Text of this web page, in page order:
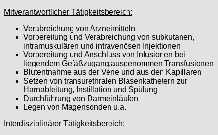
Mitverantwortlicher Tätigkeitsbereich:
Verabreichung von Arzneimitteln
Vorbereitung und Verabreichung von subkutanen,
intramuskulären und intravenösen Injektionen
Vorbereitung und Anschluss von Infusionen bei
liegendem Gefäßzugang,ausgenommen Transfusionen
Blutentnahme aus der Vene und aus den Kapillaren
Setzen von transurethralen Blasenkathetern zur
Harnableitung, Instillation und Spülung
Durchführung von Darmeinläufen
Legen von Magensonden u.a.
Interdisziplinärer Tätigkeitsbereich: